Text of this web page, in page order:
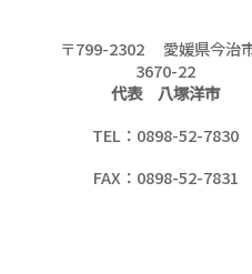
〒799-2302 愛媛県今治
3670-22
代表 八塚洋市
TEL：0898-52-7830
FAX：0898-52-7831